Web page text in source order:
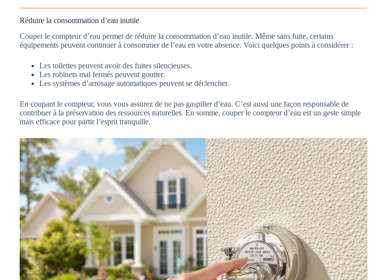
Réduire la consommation d’eau inutile
Couper le compteur d’eau permet de réduire la consommation d’eau inutile. Même sans fuite, certains
équipements peuvent continuer à consommer de l’eau en votre absence. Voici quelques points à considérer :
Les toilettes peuvent avoir des fuites silencieuses.
Les robinets mal fermés peuvent goutter.
Les systèmes d’arrosage automatiques peuvent se déclencher.
En coupant le compteur, vous vous assurez de ne pas gaspiller d’eau. C’est aussi une façon responsable de
contribuer à la préservation des ressources naturelles. En somme, couper le compteur d’eau est un geste simple
mais efficace pour partir l’esprit tranquille.